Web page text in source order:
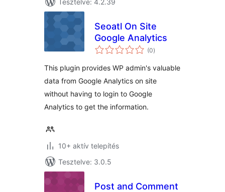
Tesztelve: 4.2.39
Seoatl On Site
Google Analytics
(0értékelés
összesen
)
This plugin provides WP admin's valuable
data from Google Analytics on site
without having to login to Google
Analytics to get the information.
10+ aktív telepítés
Tesztelve: 3.0.5
Post and Comment